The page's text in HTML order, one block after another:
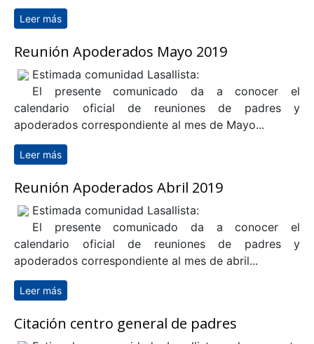
Leer más
Reunión Apoderados Mayo 2019
Estimada comunidad Lasallista:
El presente comunicado da a conocer el
calendario oficial de reuniones de padres y
apoderados correspondiente al mes de Mayo...
Leer más
Reunión Apoderados Abril 2019
Estimada comunidad Lasallista:
El presente comunicado da a conocer el
calendario oficial de reuniones de padres y
apoderados correspondiente al mes de abril...
Leer más
Citación centro general de padres